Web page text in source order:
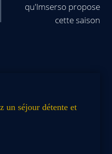
qu'Imserso propose
cette saison
un séjour détente et